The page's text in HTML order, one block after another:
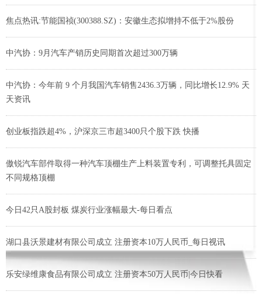
焦点热讯:节能国祯(300388.SZ)：安徽生态拟增持不低于2%股份
中汽协：9月汽车产销历史同期首次超过300万辆
中汽协：今年前 9 个月我国汽车销售2436.3万辆，同比增长12.9% 天
天资讯
创业板指跌超4%，沪深京三市超3400只个股下跌 快播
傲锐汽车部件取得一种汽车顶棚生产上料装置专利，可调整托具固定
不同规格顶棚
今日42只A股封板 煤炭行业涨幅最大-每日看点
湖口县沃景建材有限公司成立 注册资本10万人民币_每日视讯
乐安绿维康食品有限公司成立 注册资本50万人民币|今日快看